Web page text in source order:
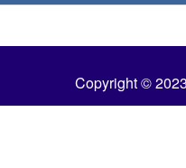
Copyright ©